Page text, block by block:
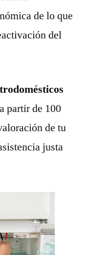
de lo que
del
a partir de 100
de tu
justa